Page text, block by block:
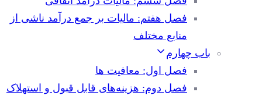
فصل هفتم: مالیات بر جمع درآمد ناشی از
منابع مختلف
باب چهارم
فصل اول: معافیت ها
فصل دوم: هزینه‌های قابل قبول و استهلاک